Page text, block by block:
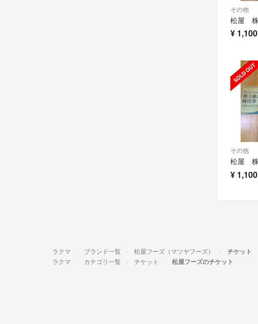
その他
¥ 1,100
その他
¥ 1,100
ラクマ ブランド一覧 松屋フーズ（マツヤフーズ） チケット
ラクマ カテゴリ一覧 チケット 松屋フーズのチケット